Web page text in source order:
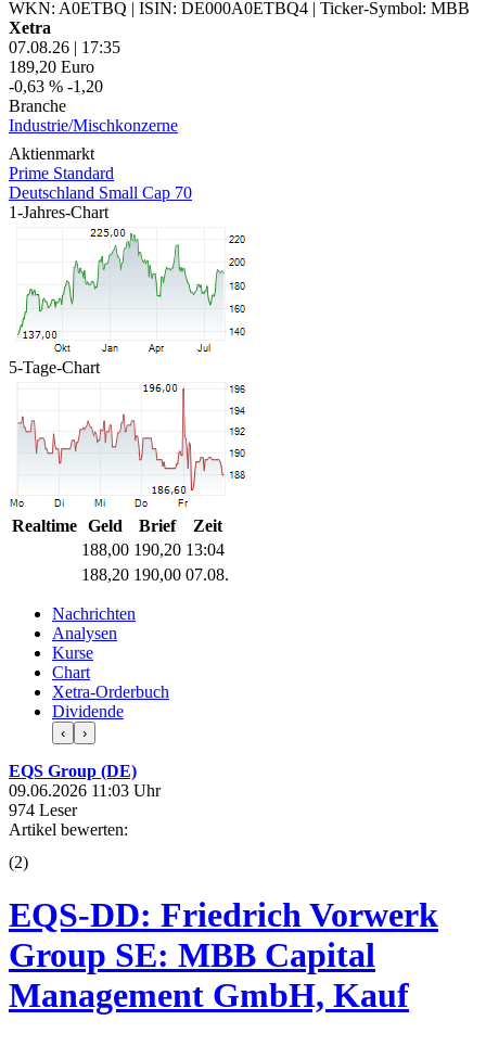
WKN: A0ETBQ | ISIN: DE000A0ETBQ4 | Ticker-Symbol: MBB
Xetra
07.08.26 | 17:35
189,20 Euro
-0,63 % -1,20
Branche
Industrie/Mischkonzerne
Aktienmarkt
Prime Standard
Deutschland Small Cap 70
1-Jahres-Chart
5-Tage-Chart
Realtime Geld Brief
Zeit
188,00 190,20 13:04
188,20 190,00 07.08.
Nachrichten
Analysen
Kurse
Chart
Xetra-Orderbuch
Dividende
‹ ›
EQS Group (DE)
09.06.2026 11:03 Uhr
974 Leser
Artikel bewerten:
(2)
EQS-DD: Friedrich Vorwerk
Group SE: MBB Capital
Management GmbH, Kauf